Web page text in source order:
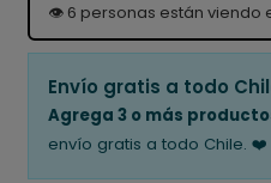
👁️ 6 personas están viendo
Envío gratis a todo
Agrega 3 o más
envío gratis a todo Chile. ❤️